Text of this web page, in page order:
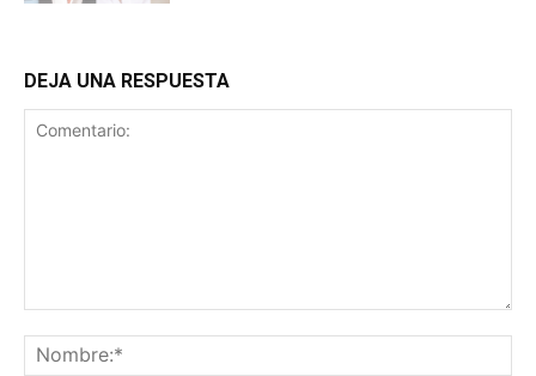
DEJA UNA RESPUESTA